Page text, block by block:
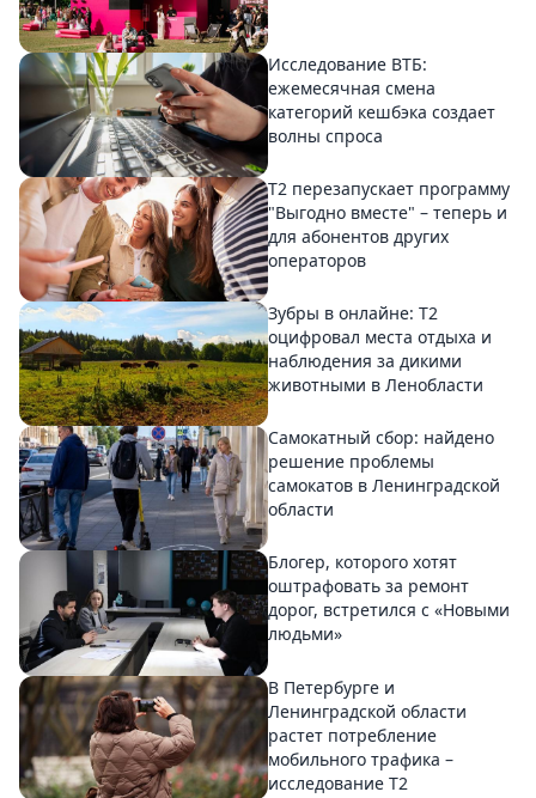
Исследование ВТБ:
ежемесячная смена
категорий кешбэка создает
волны спроса
Т2 перезапускает программу
"Выгодно вместе" – теперь и
для абонентов других
операторов
Зубры в онлайне: Т2
оцифровал места отдыха и
наблюдения за дикими
животными в Ленобласти
Самокатный сбор: найдено
решение проблемы
самокатов в Ленинградской
области
Блогер, которого хотят
оштрафовать за ремонт
дорог, встретился с «Новыми
людьми»
В Петербурге и
Ленинградской области
растет потребление
мобильного трафика –
исследование T2